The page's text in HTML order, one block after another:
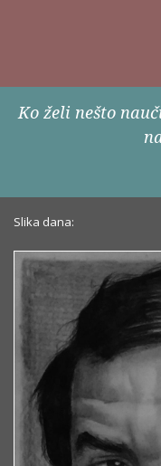
Ko želi nešto
Slika dana: